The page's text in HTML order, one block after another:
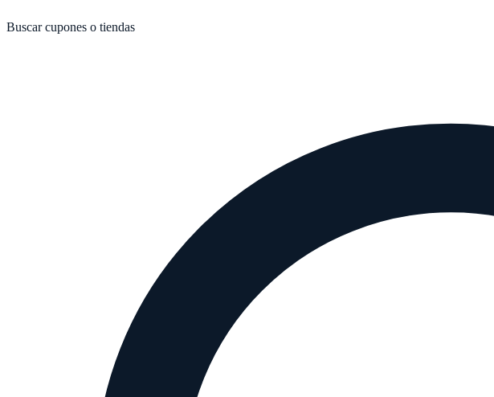
Buscar cupones o tiendas